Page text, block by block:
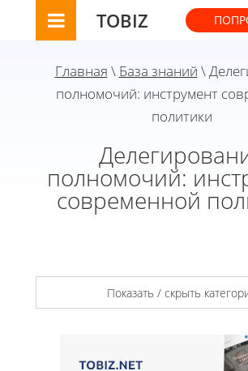
TOBIZ
Главная \ База знаний \
полномочий: инструмент
политики
полномочий:
современной
Показать / скрыть